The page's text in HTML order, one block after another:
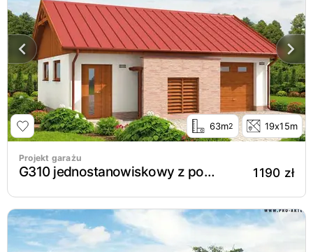
63m2 19x15m
Projekt garażu
G310 jednostanowiskowy z pomieszczenie gospodarczym 1190 zł